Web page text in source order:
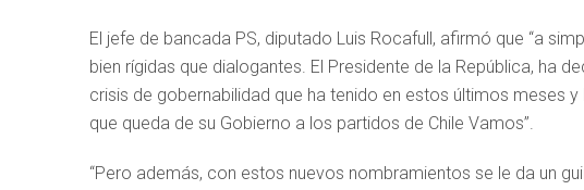
El jefe de bancada PS, diputado Luis Rocafull, afirmó que “a
bien rígidas que dialogantes. El Presidente de la República, ha
crisis de gobernabilidad que ha tenido en estos últimos meses
que queda de su Gobierno a los partidos de Chile Vamos”.
“Pero además, con estos nuevos nombramientos se le da un